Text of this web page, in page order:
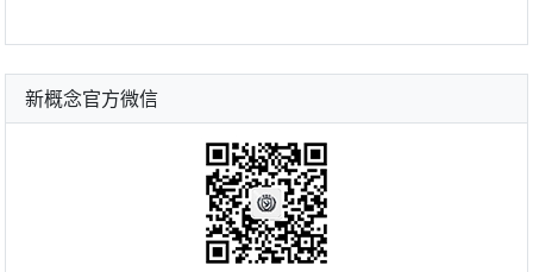
新概念官方微信